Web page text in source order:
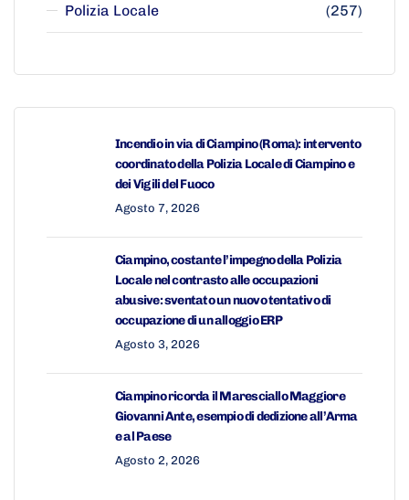
Polizia Locale (257)
Incendio in via di Ciampino (Roma): intervento
coordinato della Polizia Locale di Ciampino e
dei Vigili del Fuoco
Agosto 7, 2026
Ciampino, costante l’impegno della Polizia
Locale nel contrasto alle occupazioni
abusive: sventato un nuovo tentativo di
occupazione di un alloggio ERP
Agosto 3, 2026
Ciampino ricorda il Maresciallo Maggiore
Giovanni Ante, esempio di dedizione all’Arma
e al Paese
Agosto 2, 2026